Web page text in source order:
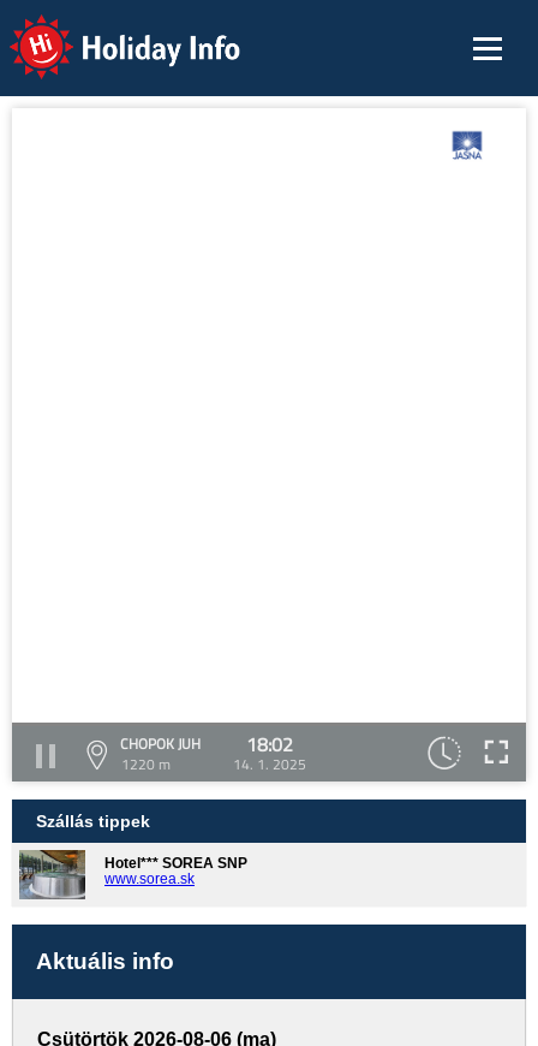
Holiday Info
CHOPOK JUH
1220 m
18:02
14. 1. 2025
Szállás tippek
Hotel*** SOREA SNP
www.sorea.sk
Aktuális info
Csütörtök 2026-08-06 (ma)